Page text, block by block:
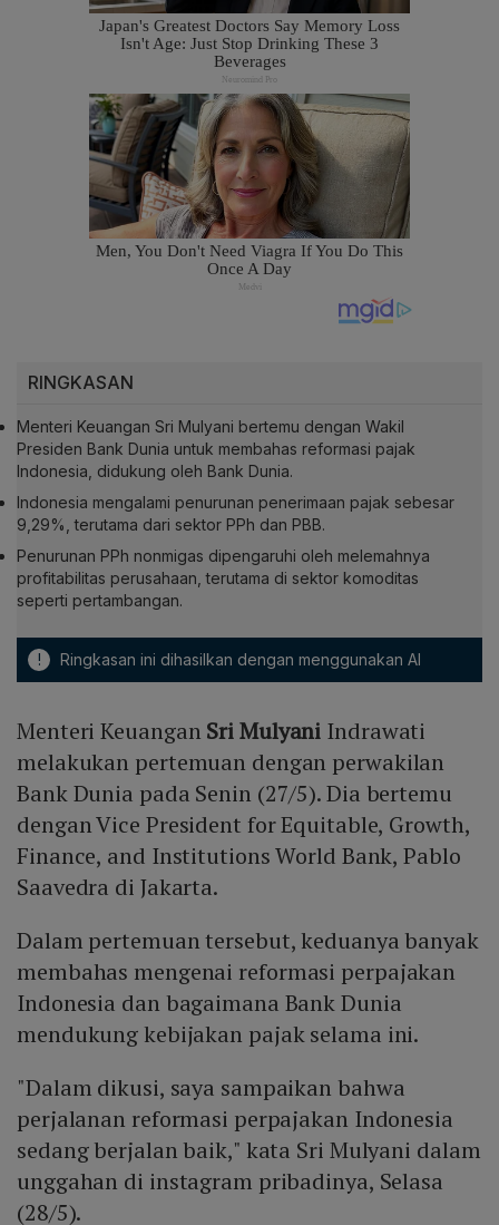
RINGKASAN
Menteri Keuangan Sri Mulyani bertemu dengan Wakil
Presiden Bank Dunia untuk membahas reformasi pajak
Indonesia, didukung oleh Bank Dunia.
Indonesia mengalami penurunan penerimaan pajak sebesar
9,29%, terutama dari sektor PPh dan PBB.
Penurunan PPh nonmigas dipengaruhi oleh melemahnya
profitabilitas perusahaan, terutama di sektor komoditas
seperti pertambangan.
! Ringkasan ini dihasilkan dengan menggunakan AI
Menteri Keuangan Sri Mulyani Indrawati
melakukan pertemuan dengan perwakilan
Bank Dunia pada Senin (27/5). Dia bertemu
dengan Vice President for Equitable, Growth,
Finance, and Institutions World Bank, Pablo
Saavedra di Jakarta.
Dalam pertemuan tersebut, keduanya banyak
membahas mengenai reformasi perpajakan
Indonesia dan bagaimana Bank Dunia
mendukung kebijakan pajak selama ini.
"Dalam dikusi, saya sampaikan bahwa
perjalanan reformasi perpajakan Indonesia
sedang berjalan baik," kata Sri Mulyani dalam
unggahan di instagram pribadinya, Selasa
(28/5).